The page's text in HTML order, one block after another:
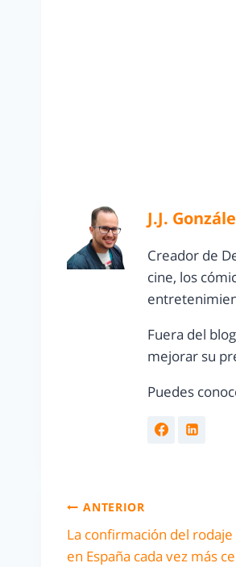
J.J.
Creador de
cine, los
Fuera del
mejorar su
Puedes
ANTERIOR
La confirmación del rodaje
en España cada vez más